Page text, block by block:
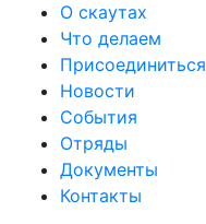
О скаутах
Что делаем
Присоединиться
Новости
События
Отряды
Документы
Контакты